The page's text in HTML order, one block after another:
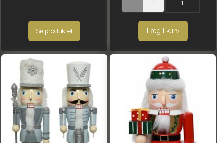
Se produktet Læg i kurv